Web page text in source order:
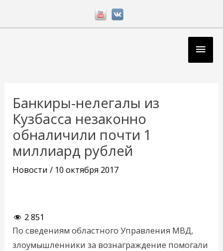
Банкиры-нелегалы из
Кузбасса незаконно
обналичили почти 1
миллиард рублей
Новости / 10 октября 2017
2 851
По сведениям областного Управления МВД,
злоумышленники за вознаграждение помогали
записям